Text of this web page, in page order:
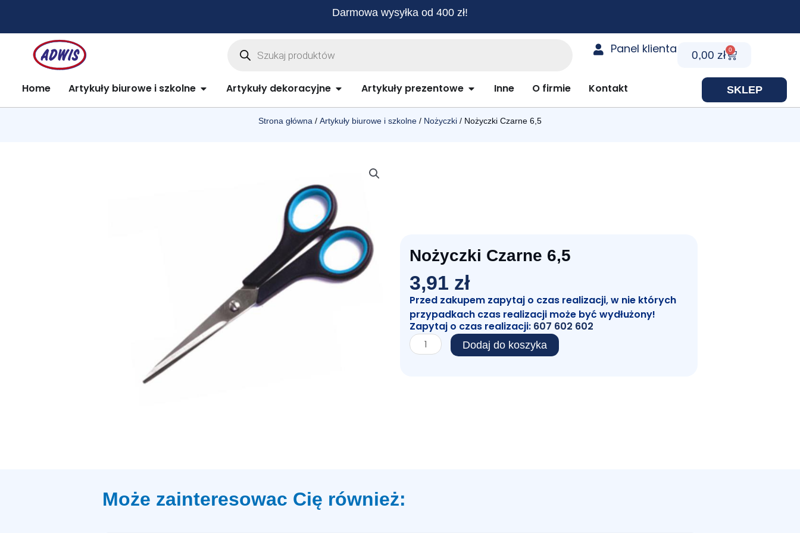
treści
Darmowa wysyłka od 400 zł!
Wyszukiwarka
Panel klienta 0,00 zł 0
Cart
Home Artykuły biurowe i szkolne Open Artykuły biurowe i szkolne
Artykuły dekoracyjne Open Artykuły dekoracyjne
Artykuły prezentowe Open Artykuły prezentowe
Inne O firmie Kontakt SKLEP
Strona główna / Artykuły biurowe i szkolne / Nożyczki / Nożyczki Czarne 6,5
Nożyczki Czarne 6,5
3,91 zł
Przed zakupem zapytaj o czas realizacji, w nie których
przypadkach czas realizacji może być wydłużony!
Zapytaj o czas realizacji: 607 602 602
ilość
Nożyczki
Dodaj do koszyka
Może zainteresowac Cię również: